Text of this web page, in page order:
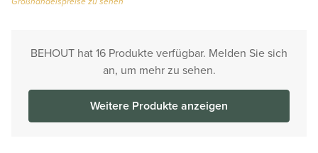
BEHOUT hat 16 Produkte verfügbar. Melden Sie sich
an, um mehr zu sehen.
Weitere Produkte anzeigen